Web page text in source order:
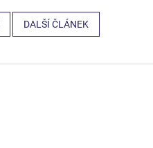
DALŠÍ ČLÁNEK